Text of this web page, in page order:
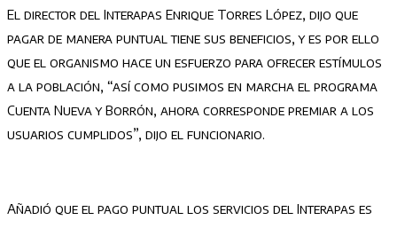
El director del Interapas Enrique Torres López, dijo que
pagar de manera puntual tiene sus beneficios, y es por ello
que el organismo hace un esfuerzo para ofrecer estímulos
a la población, “así como pusimos en marcha el programa
Cuenta Nueva y Borrón, ahora corresponde premiar a los
usuarios cumplidos”, dijo el funcionario.
Añadió que el pago puntual los servicios del Interapas es